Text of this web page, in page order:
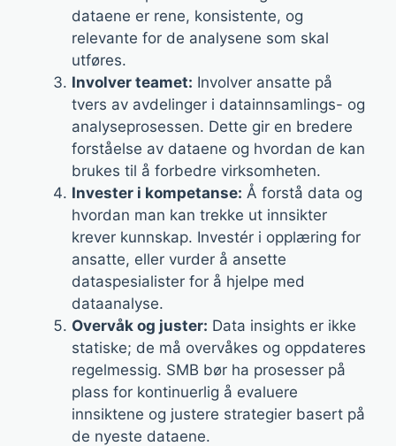
dataene er rene, konsistente, og
relevante for de analysene som skal
utføres.
Involver teamet: Involver ansatte på
tvers av avdelinger i datainnsamlings- og
analyseprosessen. Dette gir en bredere
forståelse av dataene og hvordan de kan
brukes til å forbedre virksomheten.
Invester i kompetanse: Å forstå data og
hvordan man kan trekke ut innsikter
krever kunnskap. Investér i opplæring for
ansatte, eller vurder å ansette
dataspesialister for å hjelpe med
dataanalyse.
Overvåk og juster: Data insights er ikke
statiske; de må overvåkes og oppdateres
regelmessig. SMB bør ha prosesser på
plass for kontinuerlig å evaluere
innsiktene og justere strategier basert på
de nyeste dataene.